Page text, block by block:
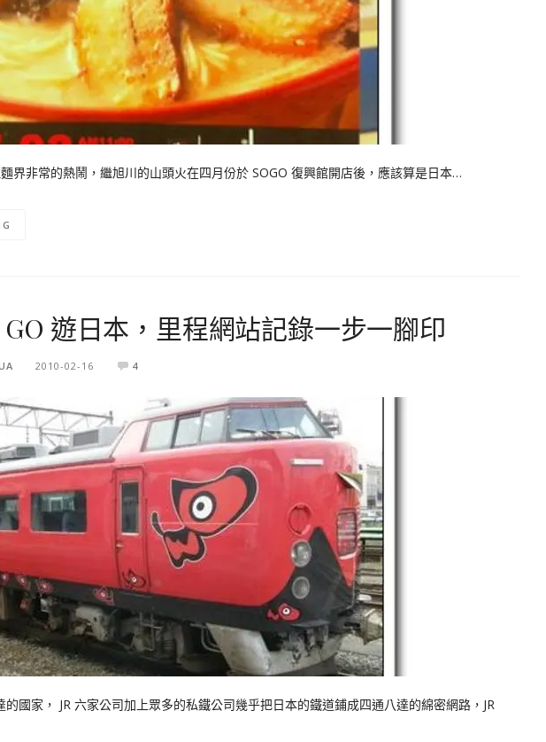
非常的熱鬧，繼旭川的山頭火在四月份於 SOGO 復興館開店後，應該算是日本…
GO 遊日本，里程網站記錄一步一腳印
2010-02-16 4
家， JR 六家公司加上眾多的私鐵公司幾乎把日本的鐵道鋪成四通八達的綿密網路，JR